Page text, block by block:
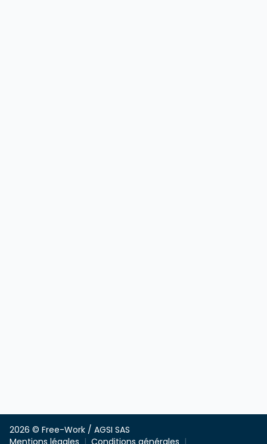
2026 © Free-Work / AGSI SAS
Mentions légales
Conditions générales